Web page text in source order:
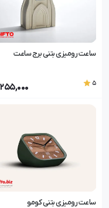
ساعت رومیزی بتنی برج ساعت
5
ساعت رومیزی بتنی کومو